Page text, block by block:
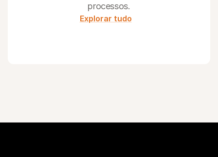
processos.
Explorar tudo